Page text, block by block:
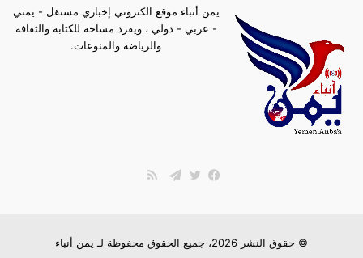
يمن أنباء موقع الكتروني إخباري مستقل - يمني
- عربي - دولي ، ويفرد مساحة للكتابة والثقافة
والرياضة والمنوعات.
© حقوق النشر 2026، جميع الحقوق محفوظة لـ يمن أنباء